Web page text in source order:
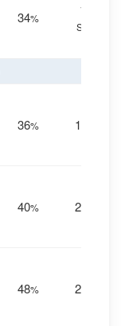
34%
17
SSE
36% 18
40% 25
48% 23